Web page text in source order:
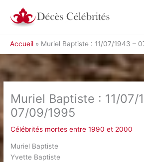
contenu
Accueil Muriel Baptiste : 11/07/1943 –
Muriel Baptiste : 11/07/
07/09/1995
Célébrités mortes entre 1990 et 2000
Muriel Baptiste
Yvette Baptiste